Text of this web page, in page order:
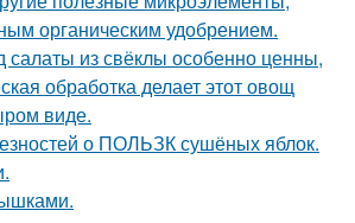
органическим удобрением.
салаты из свёклы особенно ценны,
обработка делает этот овощ
виде.
о ПОЛЬЗК сушёных яблок.